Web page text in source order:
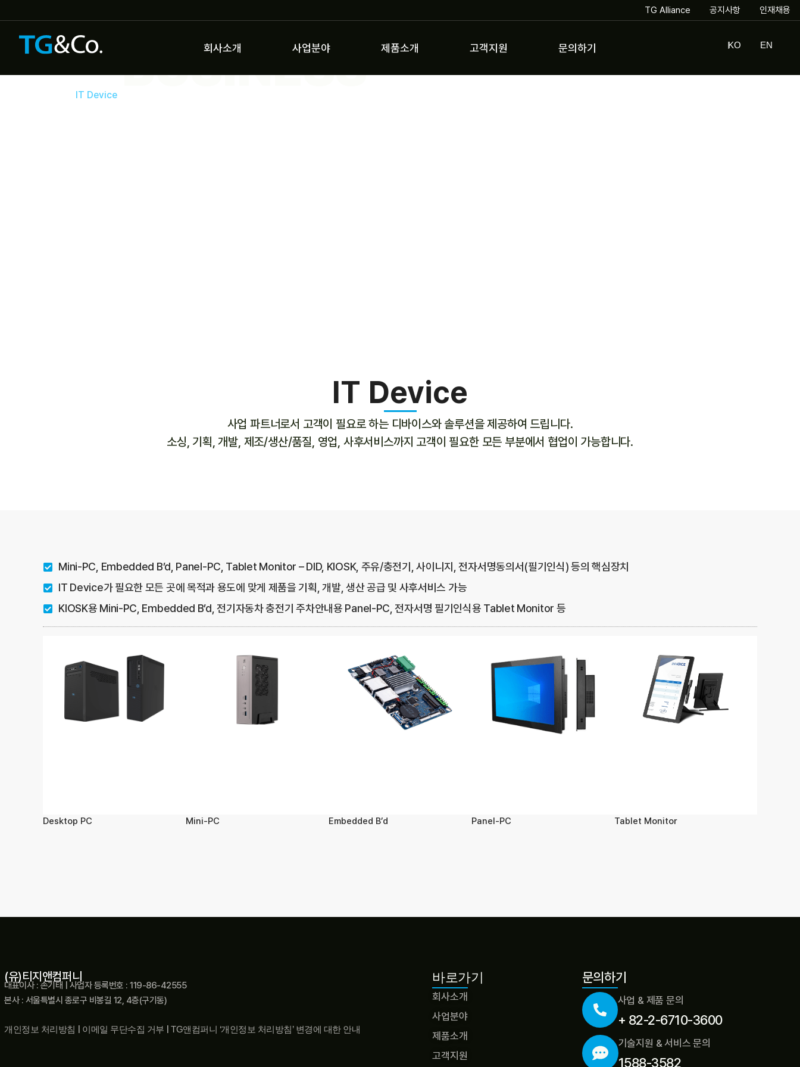
TG Alliance 공지사항 인재채용
회사소개 사업분야 제품소개 고객지원 문의하기 KO EN
BUSINESS
IT Device
IT Device
사업 파트너로서 고객이 필요로 하는 디바이스와 솔루션을 제공하여 드립니다.
소싱, 기획, 개발, 제조/생산/품질, 영업, 사후서비스까지 고객이 필요한 모든 부분에서 협업이 가능합니다.
Mini-PC, Embedded B’d, Panel-PC, Tablet Monitor – DID, KIOSK, 주유/충전기, 사이니지, 전자서명동의서(필기인식) 등의 핵심장치
IT Device가 필요한 모든 곳에 목적과 용도에 맞게 제품을 기획, 개발, 생산 공급 및 사후서비스 가능
KIOSK용 Mini-PC, Embedded B’d, 전기자동차 충전기 주차안내용 Panel-PC, 전자서명 필기인식용 Tablet Monitor 등
Desktop PC Mini-PC Embedded B’d Panel-PC Tablet Monitor
(유)티지앤컴퍼니
대표이사 : 손기태 | 사업자 등록번호 : 119-86-42555
본사 : 서울특별시 종로구 비봉길 12, 4층(구기동)
개인정보 처리방침 이메일 무단수집 거부 TG앤컴퍼니 ‘개인정보 처리방침’ 변경에 대한 안내
바로가기
회사소개
사업분야
제품소개
고객지원
문의하기
사업 & 제품 문의
+ 82-2-6710-3600
기술지원 & 서비스 문의
1588-3582